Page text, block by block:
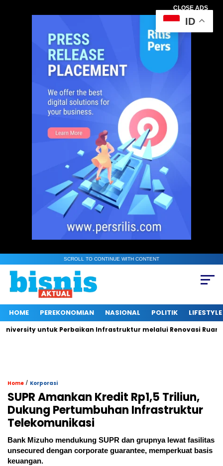
CLOSE ADS
SCROLL TO CONTINUE WITH CONTENT
HOME PEREKONOMIAN NASIONAL POLITIK LIFESTYLE
untuk Perbaikan Infrastruktur melalui Renovasi Ruang
Home / Korporasi
SUPR Amankan Kredit Rp1,5 Triliun,
Dukung Pertumbuhan Infrastruktur
Telekomunikasi
Bank Mizuho mendukung SUPR dan grupnya lewat fasilitas
unsecured dengan corporate guarantee, memperkuat basis
keuangan.
ID